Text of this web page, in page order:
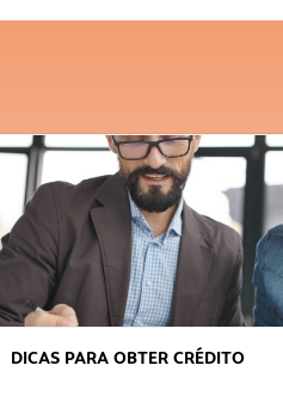
FAÇA A DIFERENÇA: SEJA